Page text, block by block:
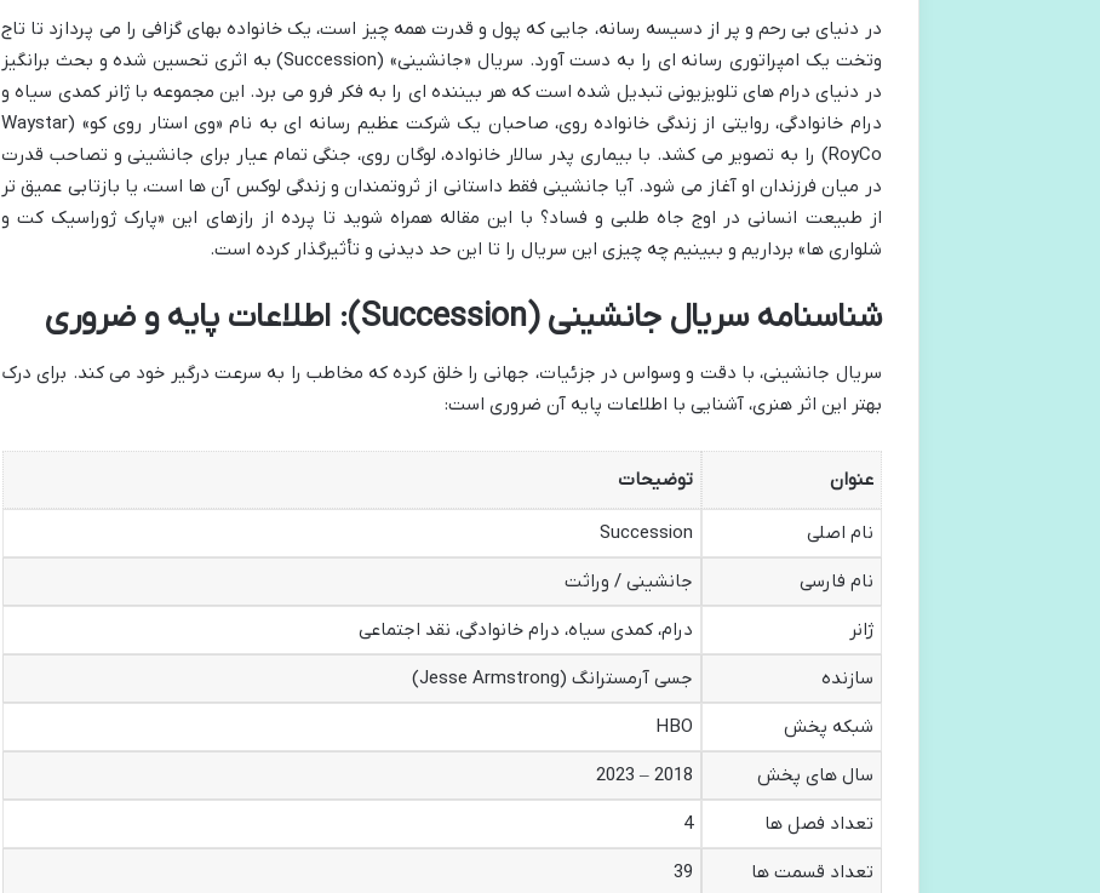
در دنیای بی رحم و پر از دسیسه رسانه، جایی که پول و قدرت همه چیز است، یک خانواده بهای گزافی را می پردازد تا تاج
وتخت یک امپراتوری رسانه ای را به دست آورد. سریال «جانشینی» (Succession) به اثری تحسین شده و بحث برانگیز
در دنیای درام های تلویزیونی تبدیل شده است که هر بیننده ای را به فکر فرو می برد. این مجموعه با ژانر کمدی سیاه و
درام خانوادگی، روایتی از زندگی خانواده روی، صاحبان یک شرکت عظیم رسانه ای به نام «وی استار روی کو» (Waystar
RoyCo) را به تصویر می کشد. با بیماری پدر سالار خانواده، لوگان روی، جنگی تمام عیار برای جانشینی و تصاحب قدرت
در میان فرزندان او آغاز می شود. آیا جانشینی فقط داستانی از ثروتمندان و زندگی لوکس آن ها است، یا بازتابی عمیق تر
از طبیعت انسانی در اوج جاه طلبی و فساد؟ با این مقاله همراه شوید تا پرده از رازهای این «پارک ژوراسیک کت و
شلواری ها» برداریم و ببینیم چه چیزی این سریال را تا این حد دیدنی و تأثیرگذار کرده است.
شناسنامه سریال جانشینی (Succession): اطلاعات پایه و ضروری
سریال جانشینی، با دقت و وسواس در جزئیات، جهانی را خلق کرده که مخاطب را به سرعت درگیر خود می کند. برای درک
بهتر این اثر هنری، آشنایی با اطلاعات پایه آن ضروری است:
عنوان توضیحات
نام اصلی
Succession
نام فارسی
جانشینی / وراثت
ژانر
درام، کمدی سیاه، درام خانوادگی، نقد اجتماعی
سازنده
جسی آرمسترانگ (Jesse Armstrong)
شبکه پخش
HBO
سال های پخش
2018 – 2023
تعداد فصل ها
4
تعداد قسمت ها
39